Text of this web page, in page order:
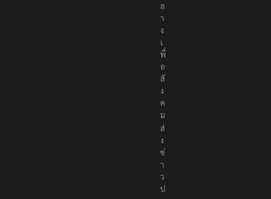
ล
า
ง
เ
พื่
อ
สั
ง
ค
ม
ส่
ง
ข่
า
ว
ป